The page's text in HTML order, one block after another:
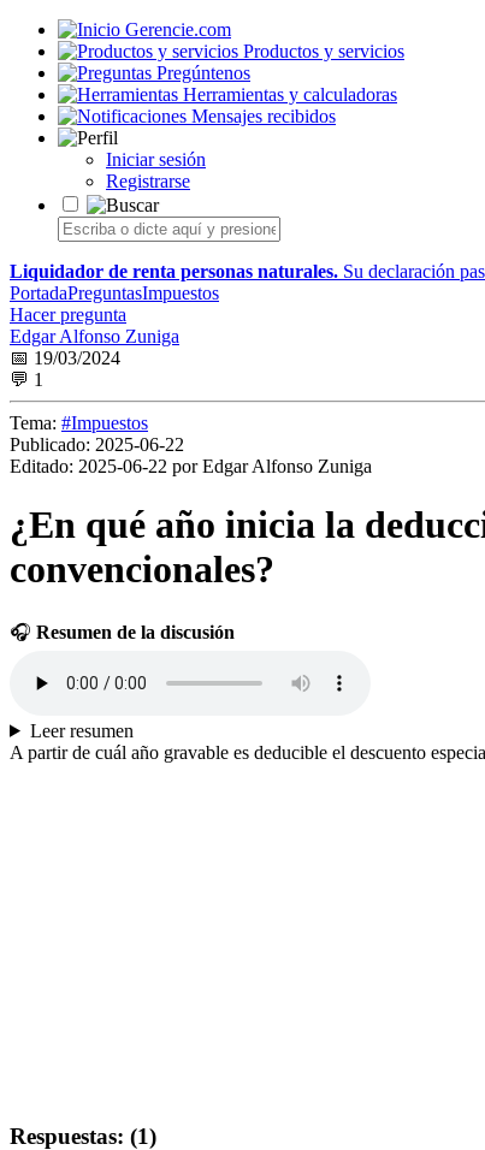
Gerencie.com
Productos y servicios
Pregúntenos
Herramientas y calculadoras
Mensajes recibidos
Iniciar sesión
Registrarse
Liquidador de renta personas naturales. Su declaración
PortadaPreguntasImpuestos
Hacer pregunta
Edgar Alfonso Zuniga
📅 19/03/2024
💬 1
Tema: #Impuestos
Publicado: 2025-06-22
Editado: 2025-06-22 por Edgar Alfonso Zuniga
¿En qué año inicia la
convencionales?
🎧 Resumen de la discusión
Leer resumen
A partir de cuál año gravable es deducible el descuento
Respuestas: (1)